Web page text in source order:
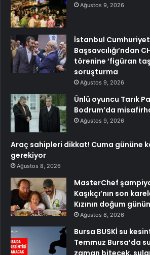
Ağustos 9, 2026
İstanbul Cumhuriyet
Başsavcılığı’ndan
törenine ‘figüran
soruşturma
Ağustos 9, 2026
Ünlü oyuncu Tarık
Bodrum’da
Ağustos 9, 2026
Araç sahipleri dikkat! Cuma gününe
gerekiyor
Ağustos 8, 2026
MasterChef
Kaşıkçı’nın son
Kızının doğum
Ağustos 8, 2026
Bursa BUSKİ su
Temmuz Bursa’da
zaman bitecek,